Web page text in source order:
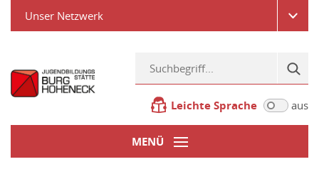
Unser Netzwerk
Leichte Sprache aus
MENÜ